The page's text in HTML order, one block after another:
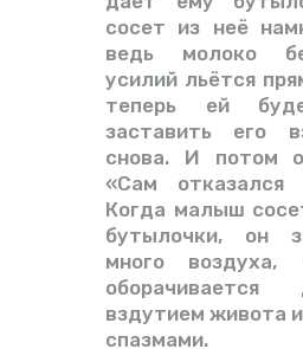
сосет из неё
ведь молоко
усилий льётся
теперь ей
заставить его
снова. И потом
«Сам отказался
Когда малыш
бутылочки, он
много воздуха,
вздутием живота
спазмами.